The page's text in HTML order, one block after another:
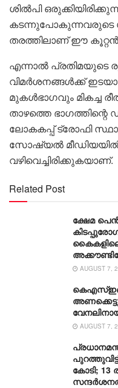
ശിൽപി
കടന്നുപോകുന്നവരുടെ
തരത്തിലാണ് ഈ കൂറ്റൻ
എന്നാൽ പ്രതിമയുടെ
വിമർശനങ്ങൾക്ക്
മുകൾഭാഗവും മികച്ച
താഴത്തെ
ലോകകപ്പ് ട്രോഫി
സോഷ്യൽ
വഴിവെച്ചിരിക്കുകയാണ്.
Related Post
ക്ഷേമ
AUGUST 7,
AUGUST 7,
കോടി;